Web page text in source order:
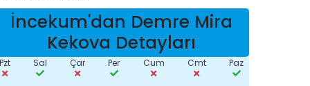
İncekum'dan Demre Mira
Kekova Detayları
Sal Çar Per Cum Cmt Paz